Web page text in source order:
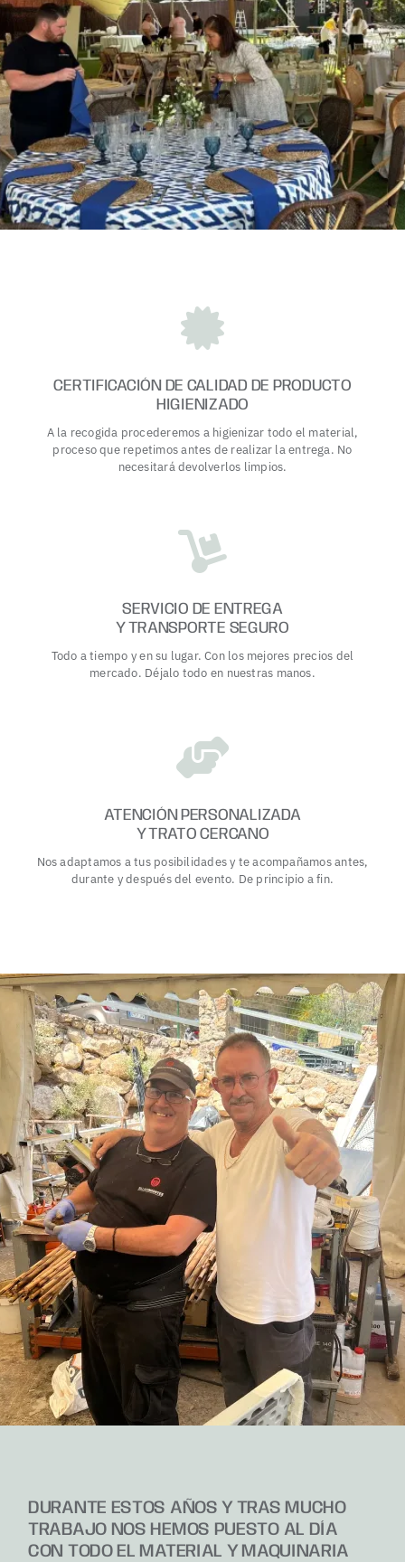
CERTIFICACIÓN DE CALIDAD DE PRODUCTO
HIGIENIZADO
A la recogida procederemos a higienizar todo el material,
proceso que repetimos antes de realizar la entrega. No
necesitará devolverlos limpios.
SERVICIO DE ENTREGA
Y TRANSPORTE SEGURO
Todo a tiempo y en su lugar. Con los mejores precios del
mercado. Déjalo todo en nuestras manos.
ATENCIÓN PERSONALIZADA
Y TRATO CERCANO
Nos adaptamos a tus posibilidades y te acompañamos antes,
durante y después del evento. De principio a fin.
DURANTE ESTOS AÑOS Y TRAS MUCHO
TRABAJO NOS HEMOS PUESTO AL DÍA
CON TODO EL MATERIAL Y MAQUINARIA